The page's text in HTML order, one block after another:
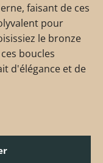
faisant de ces
pour
le bronze
boucles
d'élégance et de